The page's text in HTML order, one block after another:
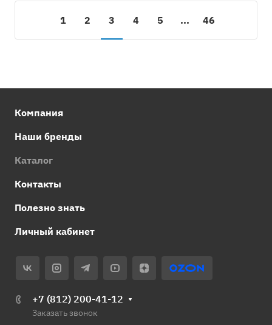
1 2 3 4 5 ... 46
Компания
Наши бренды
Каталог
Контакты
Полезно знать
Личный кабинет
+7 (812) 200-41-12
Заказать звонок